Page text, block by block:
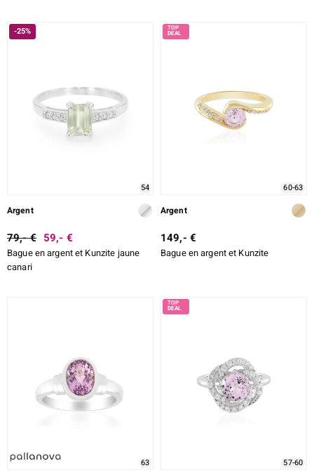
-25%
54
Argent
79,- € 59,- €
Bague en argent et Kunzite jaune
canari
60-63
Argent
149,- €
Bague en argent et Kunzite
63 57-60